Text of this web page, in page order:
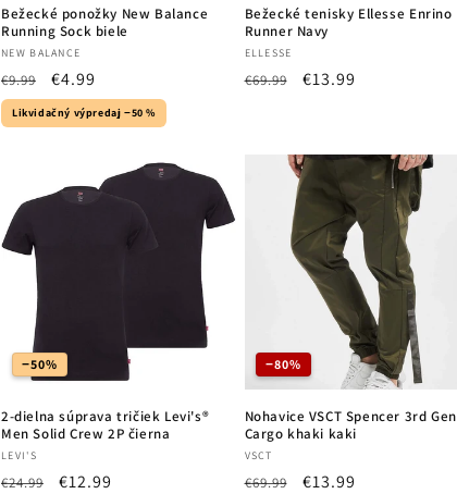
Bežecké ponožky New Balance
Running Sock biele
Vendor:
NEW BALANCE
Regular
price
€9.99
Sale
price
€4.99
Likvidačný výpredaj −50 %
Bežecké tenisky Ellesse Enrino
Runner Navy
Vendor:
ELLESSE
Regular
€69.99
Sale
€13.99
−50%
2-dielna súprava tričiek Levi's®
Men Solid Crew 2P čierna
Vendor:
LEVI'S
Regular
€24.99
Sale
€12.99
−80%
Nohavice VSCT Spencer 3rd Gen
Cargo khaki kaki
Vendor:
VSCT
Regular
€69.99
Sale
€13.99